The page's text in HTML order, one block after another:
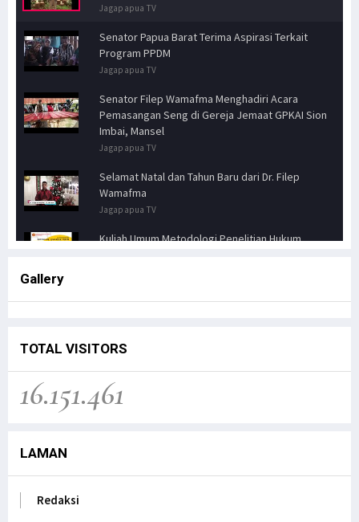
Jagapapua TV
Senator Papua Barat Terima Aspirasi Terkait
Program PPDM
Jagapapua TV
Senator Filep Wamafma Menghadiri Acara
Pemasangan Seng di Gereja Jemaat GPKAI Sion
Imbai, Mansel
Jagapapua TV
Selamat Natal dan Tahun Baru dari Dr. Filep
Wamafma
Jagapapua TV
Kuliah Umum Metodologi Penelitian Hukum
Jagapapua TV
Kunjungan Kerja Anggota DPD RI, Filep
Wamafma, ke Manokwari Selatan, Fokus pada
Sarana Pendidikan.
Gallery
TOTAL VISITORS
16.151.461
LAMAN
Redaksi